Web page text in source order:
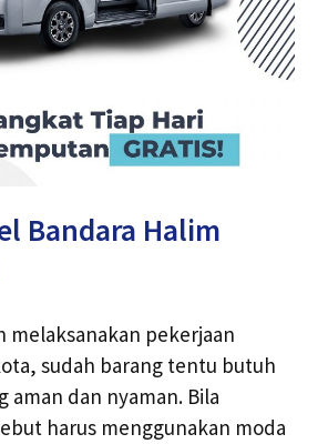
Bandara Halim
melaksanakan pekerjaan
sudah barang tentu butuh
aman dan nyaman. Bila
harus menggunakan moda